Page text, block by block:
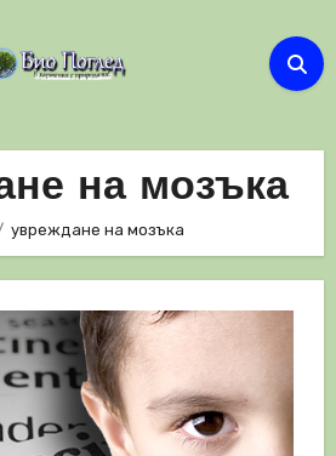
на мозъка
увреждане на мозъка